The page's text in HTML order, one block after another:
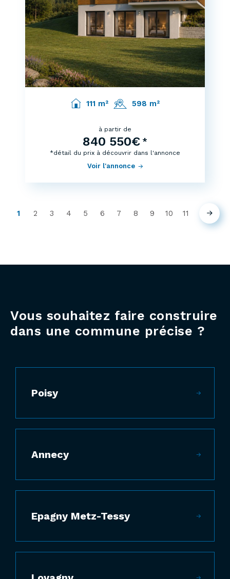
111 m² 598 m²
à partir de
840 550€ *
Voir l'annonce
*détail du prix à découvrir dans l'annonce
1
(current)
2 3 4 5 6 7 8 9 10 11
Vous souhaitez faire construire
dans une commune précise ?
Poisy
Annecy
Epagny Metz-Tessy